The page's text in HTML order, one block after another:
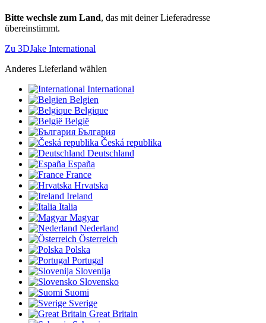
Bitte wechsle zum Land, das mit deiner Lieferadresse
übereinstimmt.
Zu 3DJake International
Anderes Lieferland wählen
International
Belgien
Belgique
België
България
Česká republika
Deutschland
España
France
Hrvatska
Ireland
Italia
Magyar
Nederland
Österreich
Polska
Portugal
Slovenija
Slovensko
Suomi
Sverige
Great Britain